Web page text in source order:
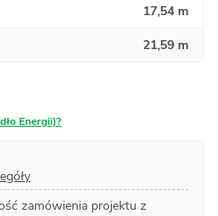
17,54 m
21,59 m
Energii)?
zamówienia projektu z